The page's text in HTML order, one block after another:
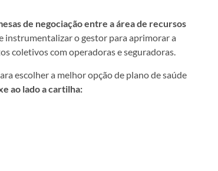
de negociação entre a área de recursos
instrumentalizar o gestor para aprimorar a
coletivos com operadoras e seguradoras.
escolher a melhor opção de plano de saúde
ao lado a cartilha: